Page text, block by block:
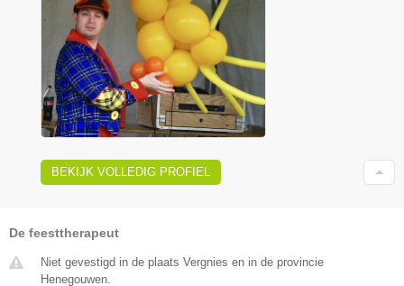
BEKIJK VOLLEDIG PROFIEL
De feesttherapeut
Niet gevestigd in de plaats Vergnies en in de provincie
Henegouwen.